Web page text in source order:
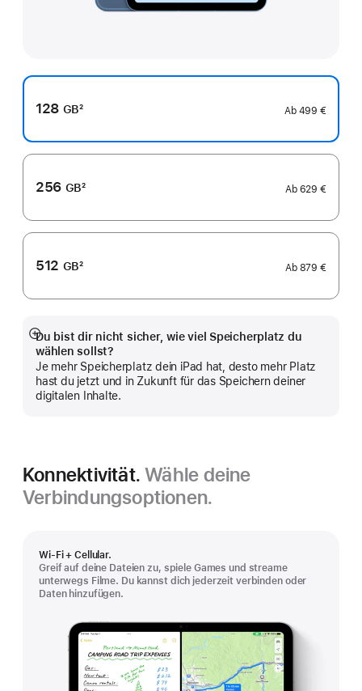
128 GB2 Ab 499 €
256 GB2 Ab 629 €
512 GB2 Ab 879 €
Du bist dir nicht sicher, wie viel Speicherplatz du
wählen sollst?
Je mehr Speicherplatz dein iPad hat, desto mehr Platz
hast du jetzt und in Zukunft für das Speichern deiner
digitalen Inhalte.
Mehr
anzeigen
Konnektivität.Wähle deine
Verbindungsoptionen.
Wi‑Fi + Cellular.
Greif auf deine Dateien zu, spiele Games und streame
unterwegs Filme. Du kannst dich jederzeit verbinden oder
Daten hinzufügen.